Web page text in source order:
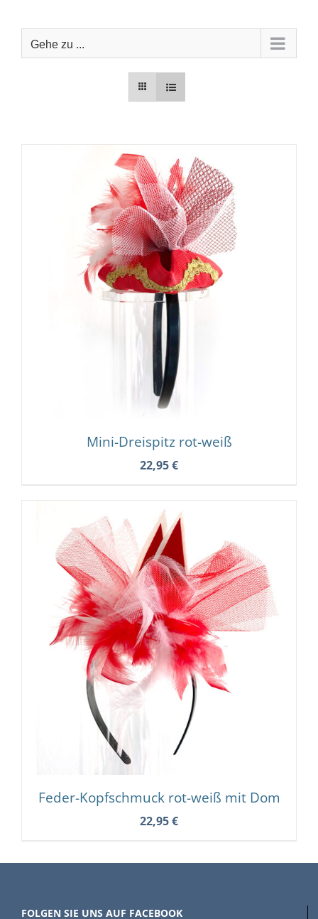
Inhalt
springenGehe zu ...
Mini-Dreispitz rot-weiß
22,95€
Feder-Kopfschmuck rot-weiß mit Dom
22,95€
FOLGEN SIE UNS AUF FACEBOOK